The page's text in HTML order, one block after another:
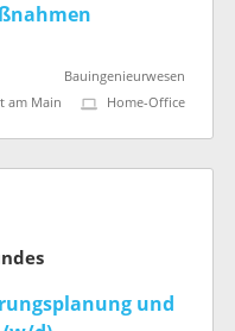
Bauingenieurwesen
am Main
Home-Office
und